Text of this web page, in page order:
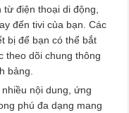
điện thoại di động,
đến tivi của bạn. Các
bị để bạn có thể bắt
theo dõi chung thông
bảng.
nhiều nội dung, ứng
phú đa dạng mang